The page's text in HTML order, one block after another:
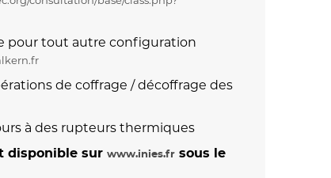
pour tout autre configuration
de coffrage / décoffrage des
à des rupteurs thermiques
disponible sur www.inies.fr sous le